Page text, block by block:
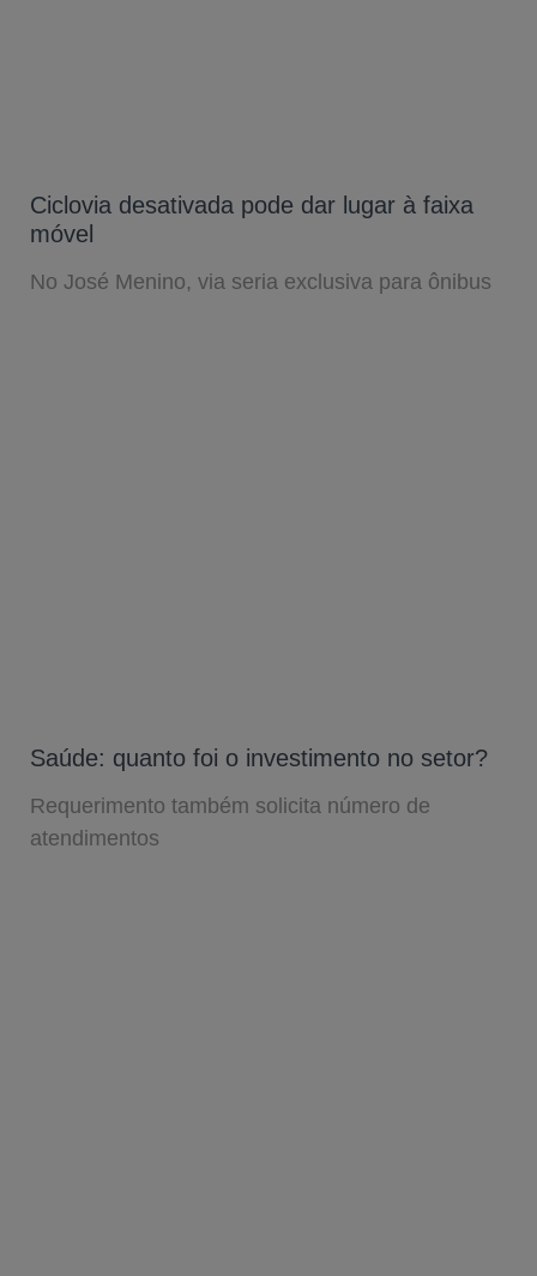
Ciclovia desativada pode dar lugar à faixa
móvel
No José Menino, via seria exclusiva para ônibus
Saúde: quanto foi o investimento no setor?
Requerimento também solicita número de
atendimentos